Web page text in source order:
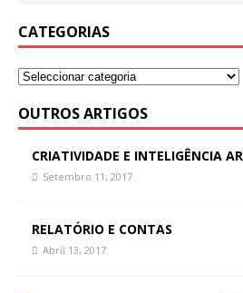
CATEGORIAS
OUTROS ARTIGOS
CRIATIVIDADE E INTELIGÊNCIA
Setembro 11, 2017
RELATÓRIO E CONTAS
Abril 13, 2017